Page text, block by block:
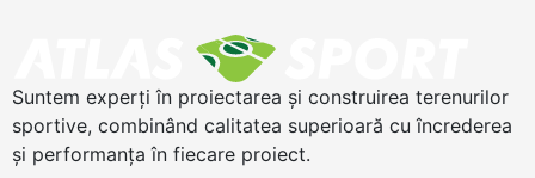
Suntem experți în proiectarea și construirea terenurilor
sportive, combinând calitatea superioară cu încrederea
și performanța în fiecare proiect.